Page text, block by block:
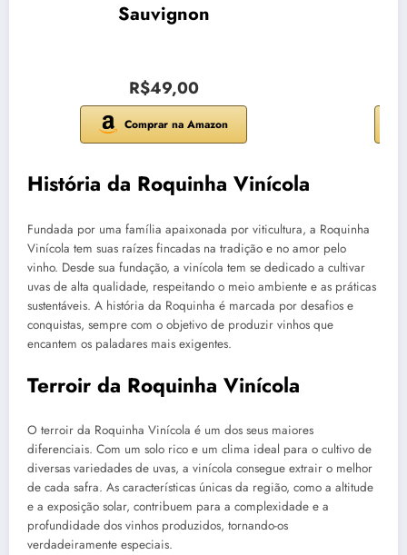
Sauvignon
R$49,00
Comprar na Amazon
História da Roquinha Vinícola
Fundada por uma família apaixonada por viticultura, a Roquinha
Vinícola tem suas raízes fincadas na tradição e no amor pelo
vinho. Desde sua fundação, a vinícola tem se dedicado a cultivar
uvas de alta qualidade, respeitando o meio ambiente e as práticas
sustentáveis. A história da Roquinha é marcada por desafios e
conquistas, sempre com o objetivo de produzir vinhos que
encantem os paladares mais exigentes.
Terroir da Roquinha Vinícola
O terroir da Roquinha Vinícola é um dos seus maiores
diferenciais. Com um solo rico e um clima ideal para o cultivo de
diversas variedades de uvas, a vinícola consegue extrair o melhor
de cada safra. As características únicas da região, como a altitude
e a exposição solar, contribuem para a complexidade e a
profundidade dos vinhos produzidos, tornando-os
verdadeiramente especiais.